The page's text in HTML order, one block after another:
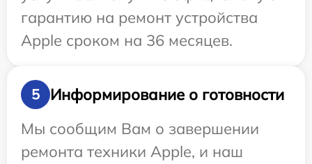
гарантию на ремонт устройства
Apple сроком на 36 месяцев.
5
Информирование о готовности
Мы сообщим Вам о завершении
ремонта техники Apple, и наш